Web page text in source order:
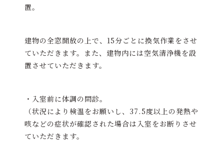
置。
建物の全窓開放の上で、15分ごとに換気作業をさせ
ていただきます。また、建物内には空気清浄機を設
置させていただきます。
・入室前に体調の問診。
（状況により検温をお願いし、37.5度以上の発熱や
咳などの症状が確認された場合は入室をお断りさせ
ていただきます。